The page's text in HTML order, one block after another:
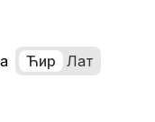
Ћир Лат